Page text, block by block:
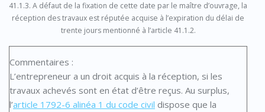
41.1.3. A défaut de la fixation de cette date par le maître d’ouvrage, la
réception des travaux est réputée acquise à l’expiration du délai de
trente jours mentionné à l’article 41.1.2.
Commentaires :
L’entrepreneur a un droit acquis à la réception, si les
travaux achevés sont en état d’être reçus. Au surplus,
l’article 1792-6 alinéa 1 du code civil dispose que la